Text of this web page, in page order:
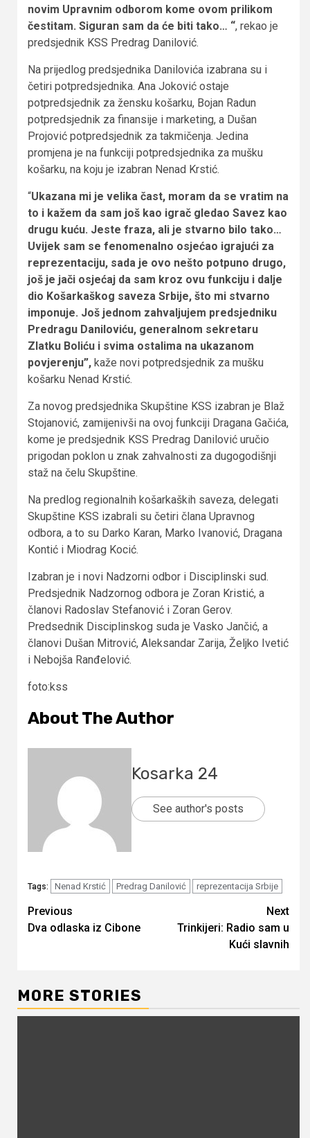
novim Upravnim odborom kome ovom prilikom
čestitam. Siguran sam da će biti tako… “, rekao je
predsjednik KSS Predrag Danilović.
Na prijedlog predsjednika Danilovića izabrana su i
četiri potpredsjednika. Ana Joković ostaje
potpredsjednik za žensku košarku, Bojan Radun
potpredsjednik za finansije i marketing, a Dušan
Projović potpredsjednik za takmičenja. Jedina
promjena je na funkciji potpredsjednika za mušku
košarku, na koju je izabran Nenad Krstić.
“Ukazana mi je velika čast, moram da se vratim na
to i kažem da sam još kao igrač gledao Savez kao
drugu kuću. Jeste fraza, ali je stvarno bilo tako…
Uvijek sam se fenomenalno osjećao igrajući za
reprezentaciju, sada je ovo nešto potpuno drugo,
još je jači osjećaj da sam kroz ovu funkciju i dalje
dio Košarkaškog saveza Srbije, što mi stvarno
imponuje. Još jednom zahvaljujem predsjedniku
Predragu Daniloviću, generalnom sekretaru
Zlatku Boliću i svima ostalima na ukazanom
povjerenju”, kaže novi potpredsjednik za mušku
košarku Nenad Krstić.
Za novog predsjednika Skupštine KSS izabran je Blaž
Stojanović, zamijenivši na ovoj funkciji Dragana Gačića,
kome je predsjednik KSS Predrag Danilović uručio
prigodan poklon u znak zahvalnosti za dugogodišnji
staž na čelu Skupštine.
Na predlog regionalnih košarkaških saveza, delegati
Skupštine KSS izabrali su četiri člana Upravnog
odbora, a to su Darko Karan, Marko Ivanović, Dragana
Kontić i Miodrag Kocić.
Izabran je i novi Nadzorni odbor i Disciplinski sud.
Predsjednik Nadzornog odbora je Zoran Kristić, a
članovi Radoslav Stefanović i Zoran Gerov.
Predsednik Disciplinskog suda je Vasko Jančić, a
članovi Dušan Mitrović, Aleksandar Zarija, Željko Ivetić
i Nebojša Ranđelović.
foto:kss
About The Author
Kosarka 24
See author's posts
Tags: Nenad Krstić Predrag Danilović reprezentacija Srbije
Continue
Reading
Previous
Dva odlaska iz Cibone
Next
Trinkijeri: Radio sam u
Kući slavnih
MORE STORIES